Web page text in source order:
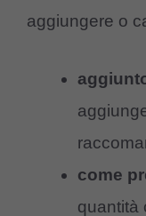
aggiungere o
come
quantità